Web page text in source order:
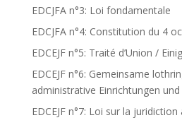
EDCJFA n°3: Loi fondamentale
EDCJFA n°4: Constitution du 4
EDCEJF n°5: Traité d’Union /
EDCEJF n°6: Gemeinsame
administrative Einrichtungen
EDCEJF n°7: Loi sur la